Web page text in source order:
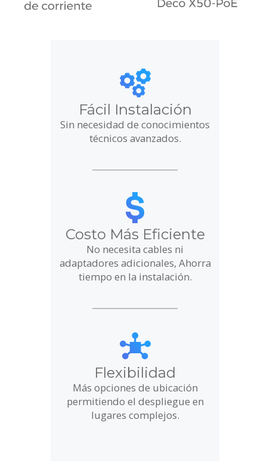
Fácil Instalación
Sin necesidad de conocimientos
técnicos avanzados.
Costo Más Eficiente
No necesita cables ni
adaptadores adicionales, Ahorra
tiempo en la instalación.
Flexibilidad
Más opciones de ubicación
permitiendo el despliegue en
lugares complejos.